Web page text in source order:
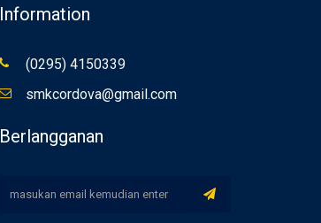
Information
(0295) 4150339
smkcordova@gmail.com
Berlangganan